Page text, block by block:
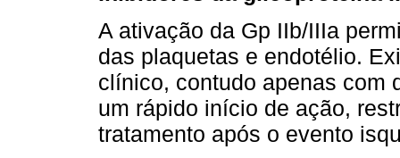
A ativação da Gp IIb/IIIa
das plaquetas e endotélio.
clínico, contudo apenas com
um rápido início de ação,
tratamento após o evento